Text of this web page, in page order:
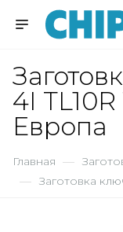
4I TL10R
Европа
Главная —
— Заготовка